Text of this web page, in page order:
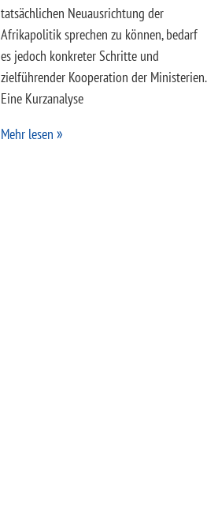
tatsächlichen Neuausrichtung der
Afrikapolitik sprechen zu können, bedarf
es jedoch konkreter Schritte und
zielführender Kooperation der Ministerien.
Eine Kurzanalyse
Mehr lesen